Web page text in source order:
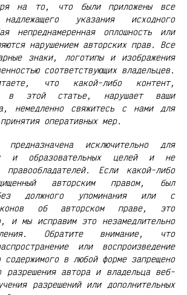
на то, что были приложены все
указания исходного
непреднамеренная оплошность или
нарушением авторских прав. Все
знаки, логотипы и изображения
соответствующих владельцев.
что какой-либо контент,
в этой статье, нарушает ваши
немедленно свяжитесь с нами для
оперативных мер.
исключительно для
и образовательных целей и не
правообладателей. Если какой-либо
авторским правом, был
должного упоминания или с
об авторском праве, это
и мы исправим это незамедлительно
Обратите внимание, что
или воспроизведение
содержимого в любой форме запрещено
разрешения автора и владельца веб-
разрешений или дополнительных